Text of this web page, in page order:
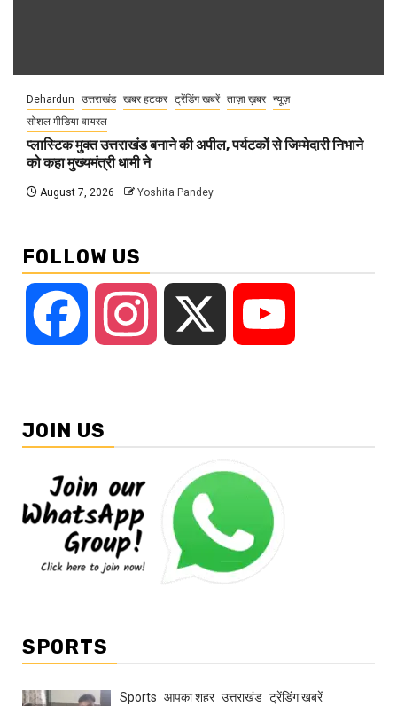
Dehardun उत्तराखंड खबर हटकर ट्रेंडिंग खबरें ताज़ा ख़बर न्यूज़
सोशल मीडिया वायरल
प्लास्टिक मुक्त उत्तराखंड बनाने की अपील, पर्यटकों से जिम्मेदारी निभाने
को कहा मुख्यमंत्री धामी ने
August 7, 2026 Yoshita Pandey
FOLLOW US
Facebook Instagram
JOIN US
SPORTS
Sports आपका शहर उत्तराखंड ट्रेंडिंग खबरें